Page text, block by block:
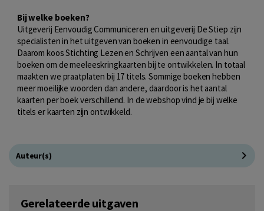
Bij welke boeken?
Uitgeverij Eenvoudig Communiceren en uitgeverij De Stiep zijn
specialisten in het uitgeven van boeken in eenvoudige taal.
Daarom koos Stichting Lezen en Schrijven een aantal van hun
boeken om de meeleeskringkaarten bij te ontwikkelen. In totaal
maakten we praatplaten bij 17 titels. Sommige boeken hebben
meer moeilijke woorden dan andere, daardoor is het aantal
kaarten per boek verschillend. In de webshop vind je bij welke
titels er kaarten zijn ontwikkeld.
Auteur(s)
Gerelateerde uitgaven